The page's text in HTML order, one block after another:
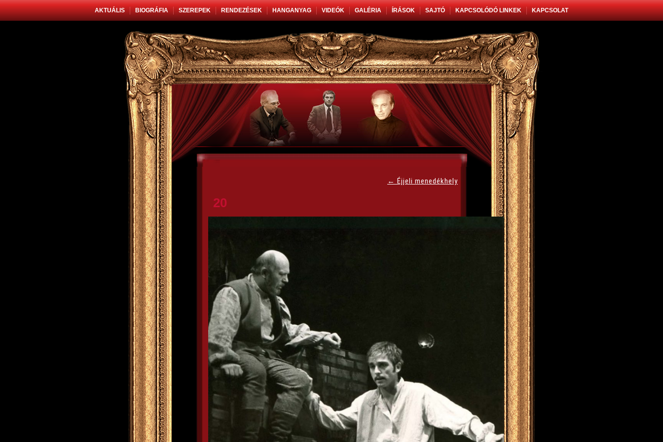
AKTUÁLIS BIOGRÁFIA SZEREPEK RENDEZÉSEK HANGANYAG VIDEÓK GALÉRIA ÍRÁSOK SAJTÓ KAPCSOLÓDÓ LINKEK KAPCSOLAT
← Éjjeli menedékhely
20